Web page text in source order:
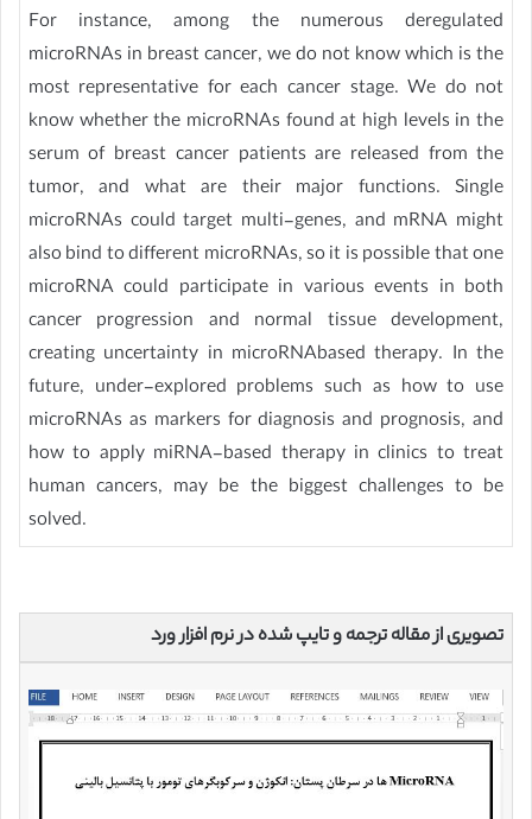
For instance, among the numerous deregulated
microRNAs in breast cancer, we do not know which is the
most representative for each cancer stage. We do not
know whether the microRNAs found at high levels in the
serum of breast cancer patients are released from the
tumor, and what are their major functions. Single
microRNAs could target multi-genes, and mRNA might
also bind to different microRNAs, so it is possible that one
microRNA could participate in various events in both
cancer progression and normal tissue development,
creating uncertainty in microRNAbased therapy. In the
future, under-explored problems such as how to use
microRNAs as markers for diagnosis and prognosis, and
how to apply miRNA-based therapy in clinics to treat
human cancers, may be the biggest challenges to be
solved.
تصویری از مقاله ترجمه و تایپ شده در نرم افزار ورد